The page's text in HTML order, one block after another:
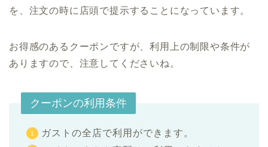
を、注文の時に店頭で提示することになっています。
お得感のあるクーポンですが、利用上の制限や条件が
ありますので、注意してくださいね。
クーポンの利用条件
ガストの全店で利用ができます。